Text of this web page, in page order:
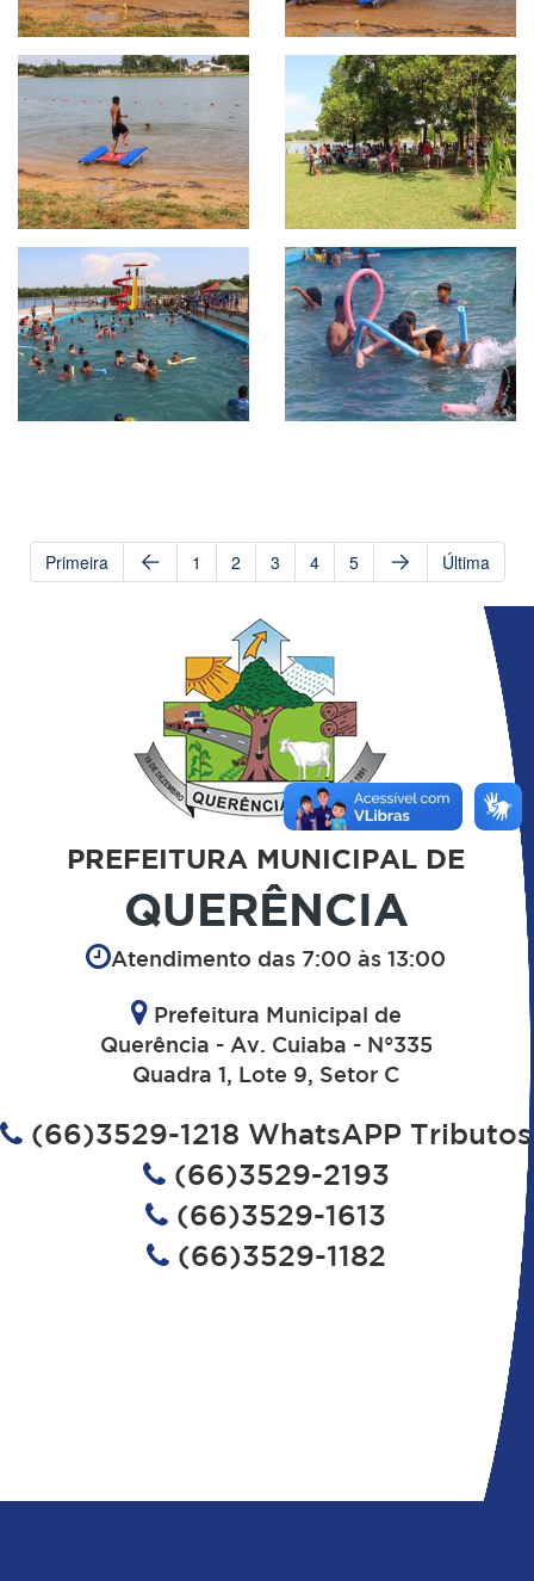
Primeira 1 2 3 4 5 Última
PREFEITURA MUNICIPAL DE
QUERÊNCIA
Atendimento das 7:00 às 13:00
Prefeitura Municipal de
Querência - Av. Cuiaba - N°335
Quadra 1, Lote 9, Setor C
(66)3529-1218 WhatsAPP Tributos
(66)3529-2193
(66)3529-1613
(66)3529-1182